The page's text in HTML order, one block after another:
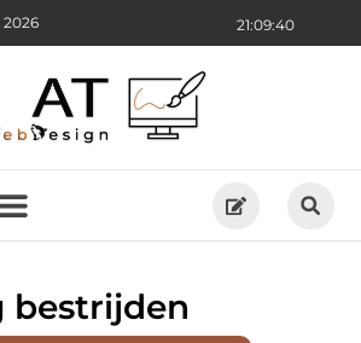
21:09:41
bestrijden